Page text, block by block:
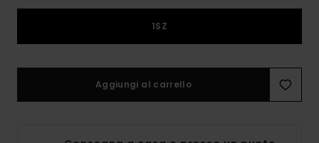
1SZ
Aggiungi al carrello